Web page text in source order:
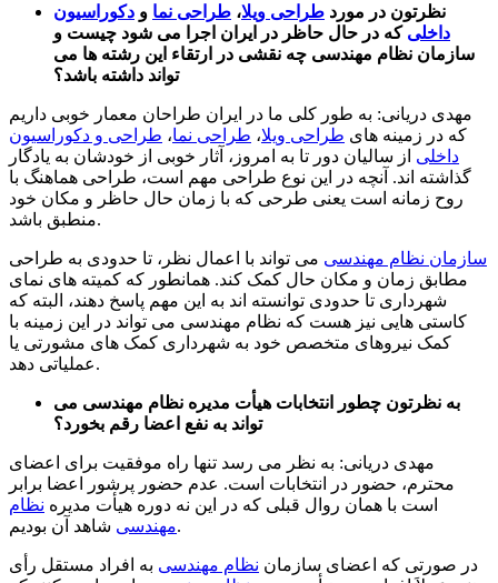
نظرتون در مورد طراحی ویلا، طراحی نما و دکوراسیون
داخلی که در حال حاظر در ایران اجرا می شود چیست و
سازمان نظام مهندسی چه نقشی در ارتقاء این رشته ها می
تواند داشته باشد؟
مهدی دریانی: به طور کلی ما در ایران طراحان معمار خوبی داریم
که در زمینه های طراحی ویلا، طراحی نما، طراحی و دکوراسیون
داخلی از سالیان دور تا به امروز، آثار خوبی از خودشان به یادگار
گذاشته اند. آنچه در این نوع طراحی مهم است، طراحی هماهنگ با
روح زمانه است یعنی طرحی که با زمان حال حاظر و مکان خود
منطبق باشد.
سازمان نظام مهندسی می تواند با اعمال نظر، تا حدودی به طراحی
مطابق زمان و مکان حال کمک کند. همانطور که کمیته های نمای
شهرداری تا حدودی توانسته اند به این مهم پاسخ دهند، البته که
کاستی هایی نیز هست که نظام مهندسی می تواند در این زمینه با
کمک نیروهای متخصص خود به شهرداری کمک های مشورتی یا
عملیاتی دهد.
به نظرتون چطور انتخابات هیأت مدیره نظام مهندسی می
تواند به نفع اعضا رقم بخورد؟
مهدی دریانی: به نظر می رسد تنها راه موفقیت برای اعضای
محترم، حضور در انتخابات است. عدم حضور پرشور اعضا برابر
است با همان روال قبلی که در این نه دوره هیأت مدیره نظام
مهندسیشاهد آن بودیم.
در صورتی که اعضای سازمان نظام مهندسی به افراد مستقل رأی